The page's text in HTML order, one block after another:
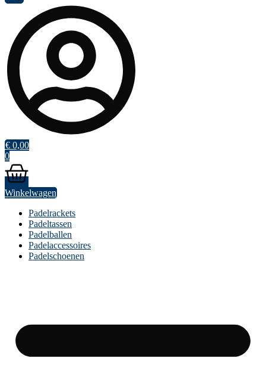
€ 0,00
0
Winkelwagen
Padelrackets
Padeltassen
Padelballen
Padelaccessoires
Padelschoenen